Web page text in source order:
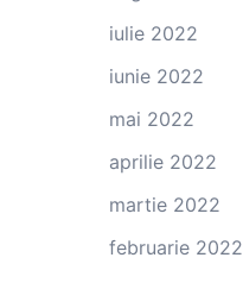
iulie 2022
iunie 2022
mai 2022
aprilie 2022
martie 2022
februarie 2022